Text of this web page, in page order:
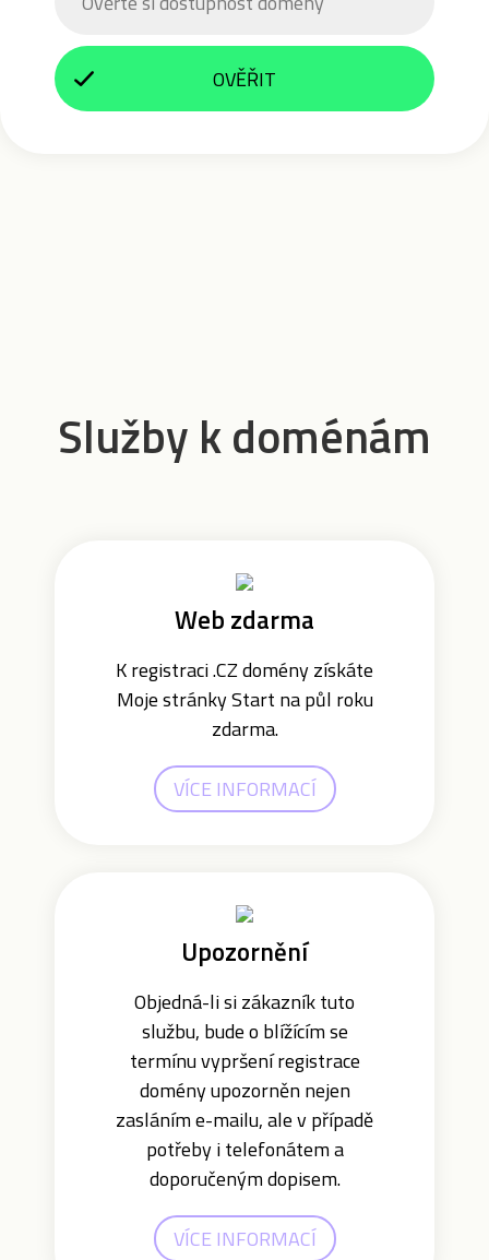
OVĚŘIT
Služby k doménám
Web zdarma
K registraci .CZ domény získáte
Moje stránky Start na půl roku
zdarma.
VÍCE INFORMACÍ
Upozornění
Objedná-li si zákazník tuto
službu, bude o blížícím se
termínu vypršení registrace
domény upozorněn nejen
zasláním e-mailu, ale v případě
potřeby i telefonátem a
doporučeným dopisem.
VÍCE INFORMACÍ